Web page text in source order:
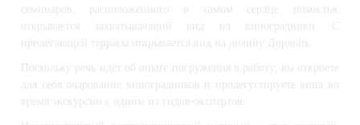
семинаров, расположенного в самом сердце поместья,
открывается захватывающий вид на виноградники. С
прилегающей террасы открывается вид на долину Дордонь.
Поскольку речь идет об опыте погружения в работу, вы откроете
для себя очарование виноградников и продегустируете вина во
время экскурсии с одним из гидов-экспертов.